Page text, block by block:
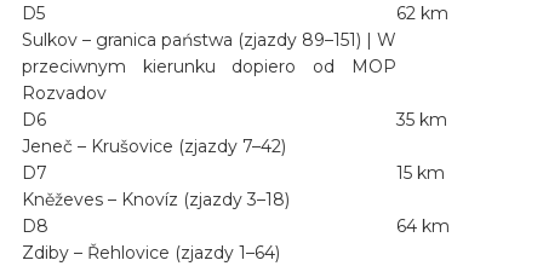
D5
Sulkov – granica państwa (zjazdy 89–151) | W
przeciwnym kierunku dopiero od MOP
Rozvadov
62 km
D6
Jeneč – Krušovice (zjazdy 7–42)
35 km
D7
Kněževes – Knovíz (zjazdy 3–18)
15 km
D8
Zdiby – Řehlovice (zjazdy 1–64)
64 km